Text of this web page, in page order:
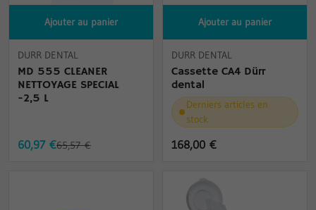
Ajouter au panier
DURR DENTAL
MD 555 CLEANER
NETTOYAGE SPECIAL
-2,5 L
60,97 €65,57 €
Ajouter au panier
DURR DENTAL
Cassette CA4 Dürr
dental
Derniers articles en
stock
168,00 €